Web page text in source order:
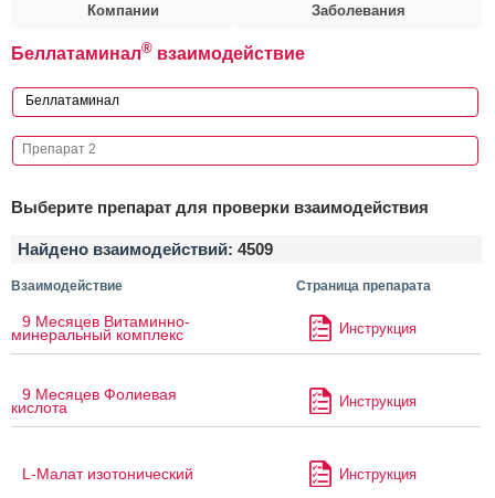
Компании Заболевания
Беллатаминал® взаимодействие
Выберите препарат для проверки взаимодействия
Найдено взаимодействий: 4509
Взаимодействие Страница препарата
9 Месяцев Витаминно-
минеральный комплекс Инструкция
9 Месяцев Фолиевая
кислота Инструкция
L-Малат изотонический Инструкция